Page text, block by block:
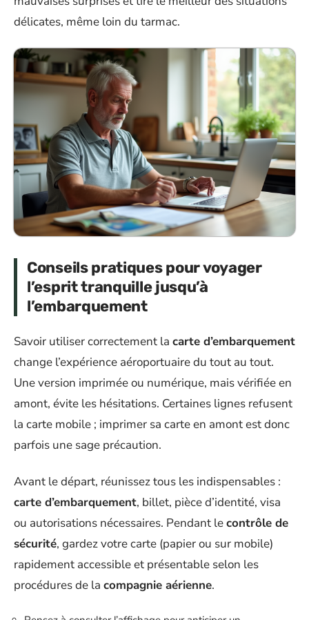
délicates, même loin du tarmac.
Conseils pratiques pour voyager
l’esprit tranquille jusqu’à
l’embarquement
Savoir utiliser correctement la carte d’embarquement
change l’expérience aéroportuaire du tout au tout.
Une version imprimée ou numérique, mais vérifiée en
amont, évite les hésitations. Certaines lignes refusent
la carte mobile ; imprimer sa carte en amont est donc
parfois une sage précaution.
Avant le départ, réunissez tous les indispensables :
carte d’embarquement, billet, pièce d’identité, visa
ou autorisations nécessaires. Pendant lecontrôle de
sécurité, gardez votre carte (papier ou sur mobile)
rapidement accessible et présentable selon les
procédures de la compagnie aérienne.